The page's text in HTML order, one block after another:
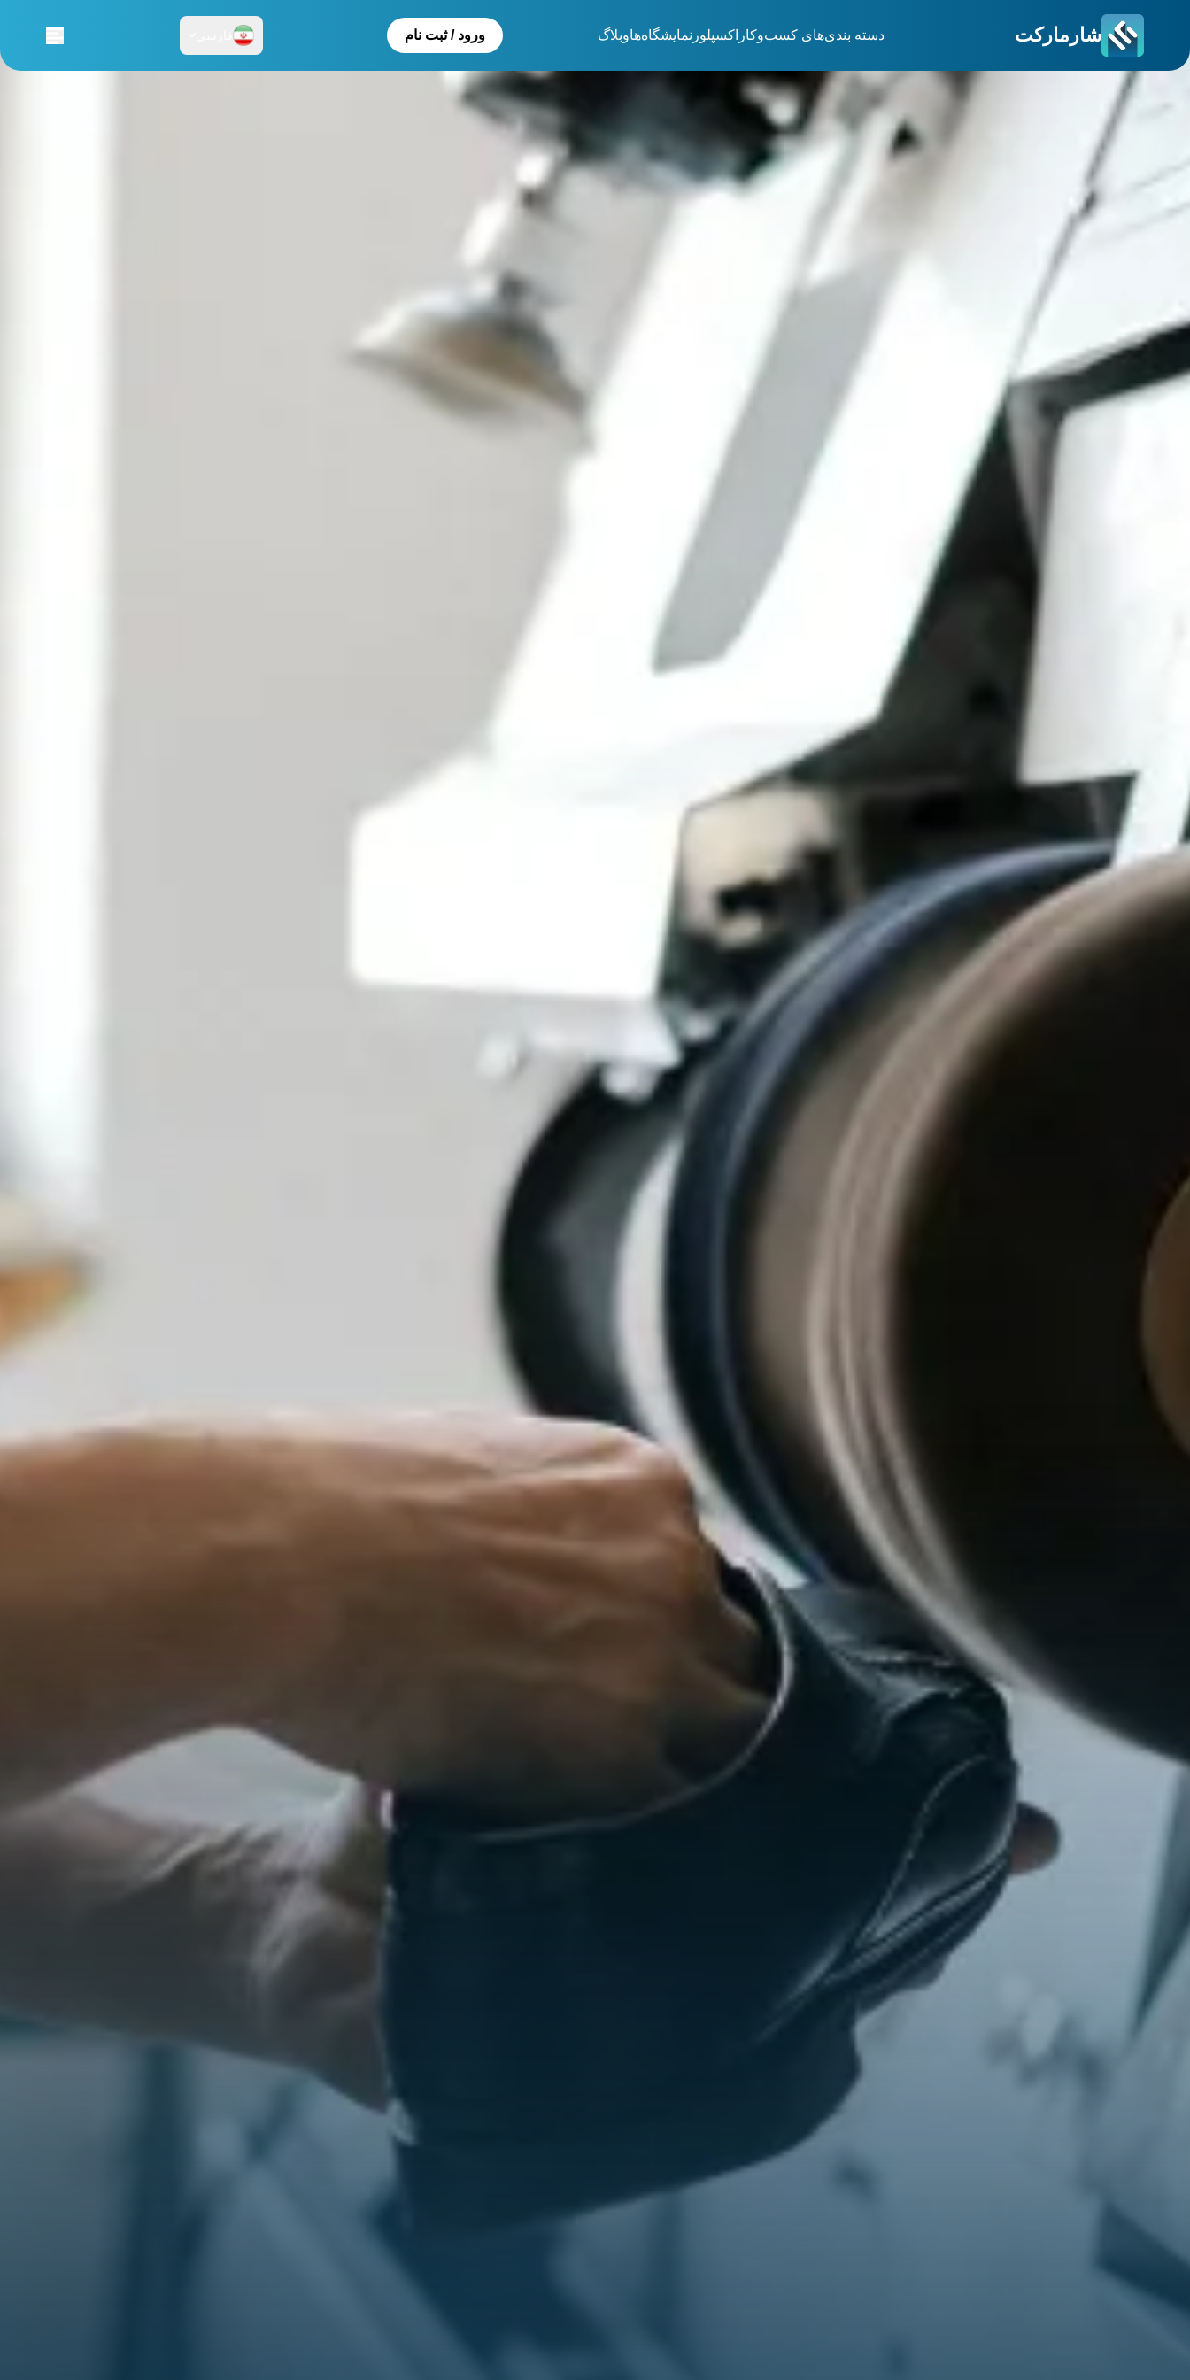
شارمارکت دسته بندی‌های کسب‌و‌کار اکسپلور نمایشگاەهاوبلاگ ورود / ثبت نام فارسی